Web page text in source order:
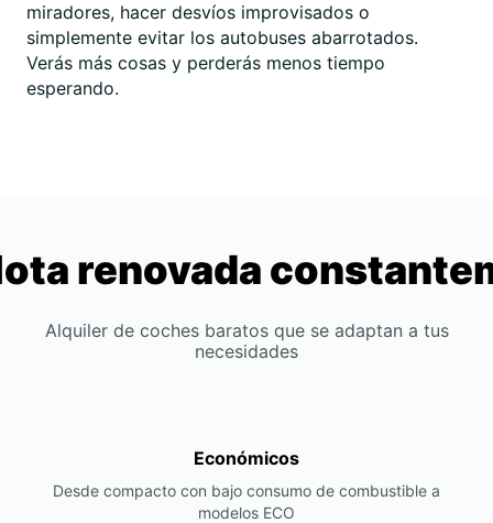
miradores, hacer desvíos improvisados o
simplemente evitar los autobuses abarrotados.
Verás más cosas y perderás menos tiempo
esperando.
renovada
Alquiler de coches baratos que se adaptan a tus
necesidades
Económicos
Desde compacto con bajo consumo de combustible a
modelos ECO